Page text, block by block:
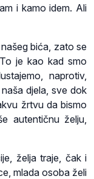
i kamo idem. Ali
bića, zato se
je kao kad smo
naprotiv,
djela, sve dok
žrtvu da bismo
autentičnu želju,
želja traje, čak i
mlada osoba želi